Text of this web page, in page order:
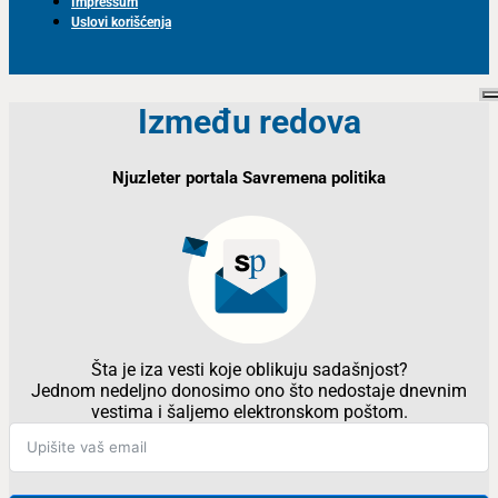
Uslovi korišćenja
Između redova
Njuzleter portala Savremena politika
Šta je iza vesti koje oblikuju sadašnjost?
Jednom nedeljno donosimo ono što nedostaje dnevnim
vestima i šaljemo elektronskom poštom.